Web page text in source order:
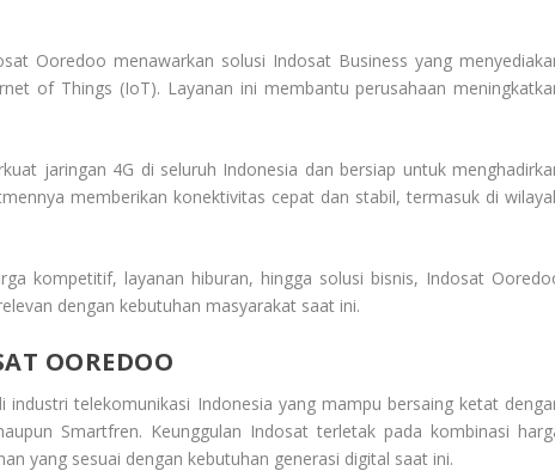
Ooredoo menawarkan solusi Indosat Business yang
of Things (IoT). Layanan ini membantu perusahaan
jaringan 4G di seluruh Indonesia dan bersiap untuk
memberikan konektivitas cepat dan stabil, termasuk di
kompetitif, layanan hiburan, hingga solusi bisnis, Indosat
dengan kebutuhan masyarakat saat ini.
OOREDOO
telekomunikasi Indonesia yang mampu bersaing ketat
Smartfren. Keunggulan Indosat terletak pada kombinasi
yang sesuai dengan kebutuhan generasi digital saat ini.